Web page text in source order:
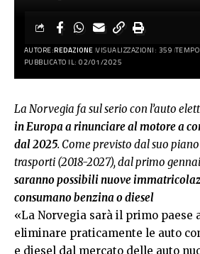
AUTORE:REDAZIONE VISUALIZZAZIONI: 359
PUBBLICATO IL: 02/01/2025
La Norvegia fa sul serio con l’auto
in Europa a rinunciare al motore a
dal 2025. Come previsto dal suo
trasporti (2018-2027), dal primo
saranno possibili nuove
consumano benzina o diesel
«La Norvegia sarà il primo paese
eliminare praticamente le auto
e diesel dal mercato delle auto